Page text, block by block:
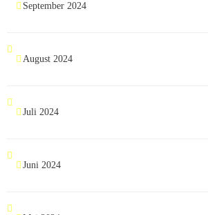
September 2024
August 2024
Juli 2024
Juni 2024